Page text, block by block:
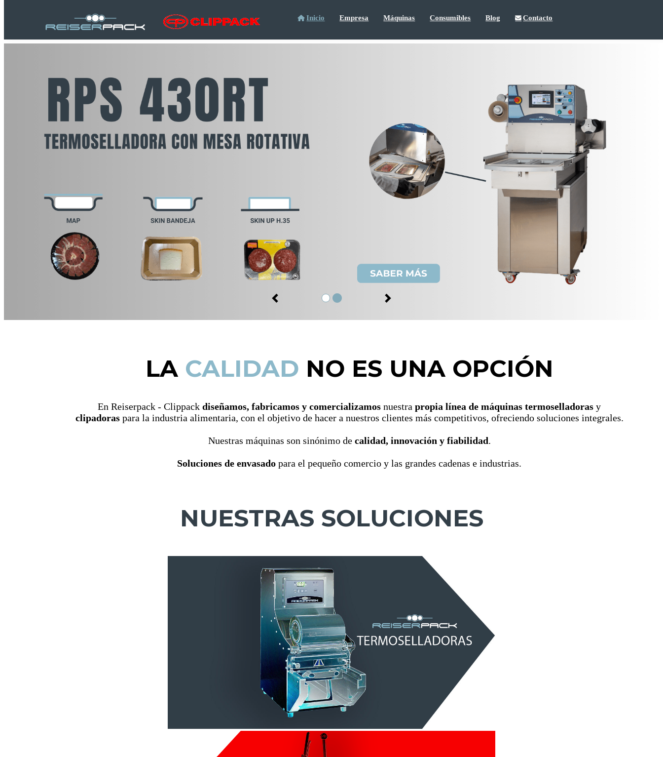
Inicio Empresa Máquinas Consumibles Blog Contacto
Anterior Siguiente
LACALIDAD NO ES UNA OPCIÓN
En Reiserpack - Clippack diseñamos, fabricamos y comercializamos nuestra propia línea de máquinas termoselladoras y
clipadoras para la industria alimentaria, con el objetivo de hacer a nuestros clientes más competitivos, ofreciendo soluciones integrales.
Nuestras máquinas son sinónimo de calidad, innovación y fiabilidad
Soluciones de envasado para el pequeño comercio y las grandes cadenas e industrias.
NUESTRAS SOLUCIONES